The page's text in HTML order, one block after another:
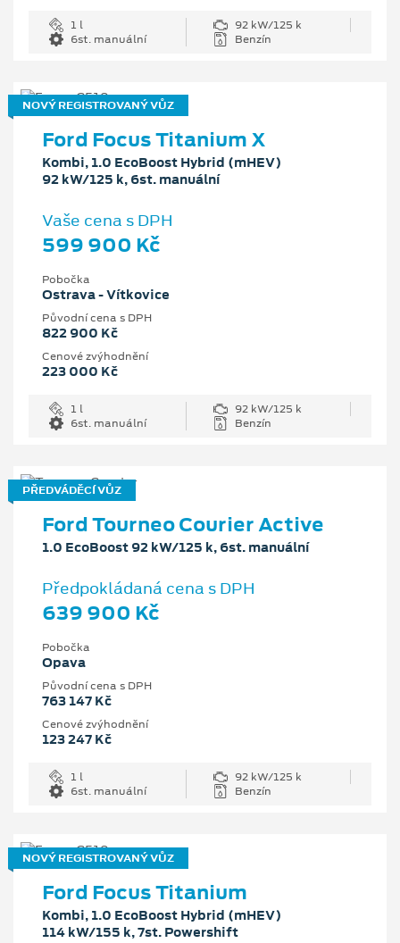
1 l
92 kW/125 k
6st. manuální
Benzín
NOVÝ REGISTROVANÝ VŮZ
Ford Focus Titanium X
Kombi, 1.0 EcoBoost Hybrid (mHEV)
92 kW/125 k, 6st. manuální
Vaše cena s DPH
599 900 Kč
Pobočka
Ostrava - Vítkovice
Původní cena s DPH
822 900 Kč
Cenové zvýhodnění
223 000 Kč
1 l
92 kW/125 k
6st. manuální
Benzín
PŘEDVÁDĚCÍ VŮZ
Ford Tourneo Courier Active
1.0 EcoBoost 92 kW/125 k, 6st. manuální
Předpokládaná cena s DPH
639 900 Kč
Pobočka
Opava
Původní cena s DPH
763 147 Kč
Cenové zvýhodnění
123 247 Kč
1 l
92 kW/125 k
6st. manuální
Benzín
NOVÝ REGISTROVANÝ VŮZ
Ford Focus Titanium
Kombi, 1.0 EcoBoost Hybrid (mHEV)
114 kW/155 k, 7st. Powershift